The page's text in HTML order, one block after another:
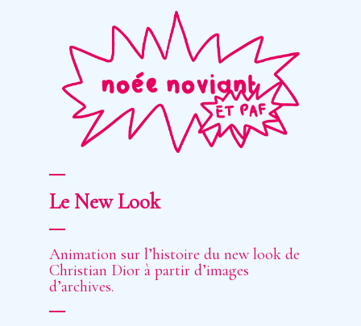
Le New Look
Animation sur l’histoire du new look de
Christian Dior à partir d’images
d’archives.